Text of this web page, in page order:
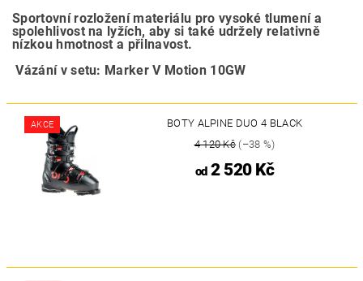
Sportovní rozložení materiálu pro vysoké tlumení a
spolehlivost na lyžích, aby si také udržely relativně
nízkou hmotnost a přilnavost.
Vázání v setu: Marker V Motion 10GW
AKCE
BOTY ALPINE DUO 4 BLACK
4 120 Kč(–38 %)
od2 520 Kč